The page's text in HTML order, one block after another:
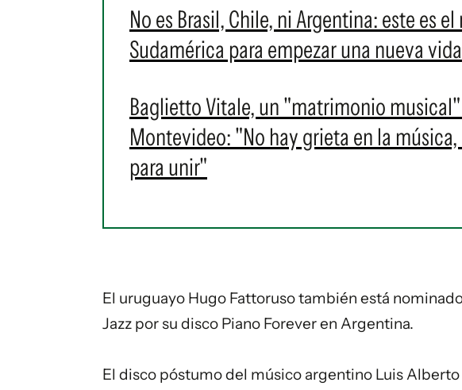
No es Brasil, Chile, ni Argentina: este es
Sudamérica para empezar una nueva vida
Baglietto Vitale, un "matrimonio
Montevideo: "No hay grieta en la
para unir"
El uruguayo Hugo Fattoruso también está
Jazz por su disco Piano Forever en Argentina.
El disco póstumo del músico argentino Luis